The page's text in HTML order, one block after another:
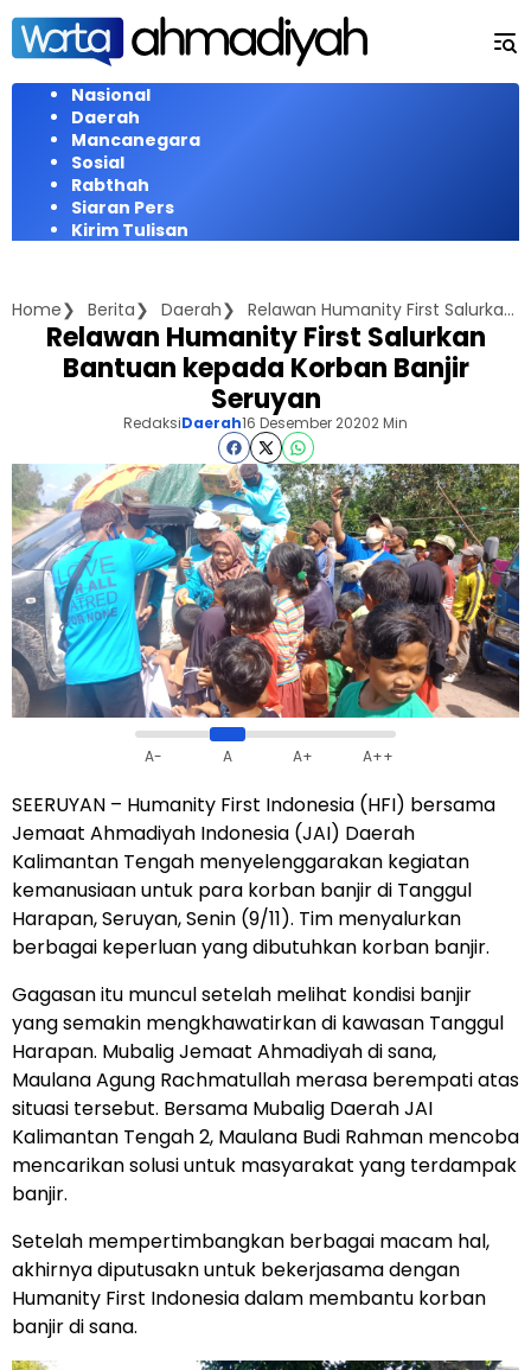
Langsung
konten
Nasional
Daerah
Mancanegara
Sosial
Rabthah
Siaran Pers
Kirim Tulisan
Home Berita Daerah Relawan Humanity First Salurkan Bantuan kepada Korban Banjir Seruyan
Relawan Humanity First Salurkan
Bantuan kepada Korban Banjir
Seruyan
RedaksiDaerah16 Desember 20202 Min
A- A A+ A++
SEERUYAN – Humanity First Indonesia (HFI) bersama
Jemaat Ahmadiyah Indonesia (JAI) Daerah
Kalimantan Tengah menyelenggarakan kegiatan
kemanusiaan untuk para korban banjir di Tanggul
Harapan, Seruyan, Senin (9/11). Tim menyalurkan
berbagai keperluan yang dibutuhkan korban banjir.
Gagasan itu muncul setelah melihat kondisi banjir
yang semakin mengkhawatirkan di kawasan Tanggul
Harapan. Mubalig Jemaat Ahmadiyah di sana,
Maulana Agung Rachmatullah merasa berempati atas
situasi tersebut. Bersama Mubalig Daerah JAI
Kalimantan Tengah 2, Maulana Budi Rahman mencoba
mencarikan solusi untuk masyarakat yang terdampak
banjir.
Setelah mempertimbangkan berbagai macam hal,
akhirnya diputusakn untuk bekerjasama dengan
Humanity First Indonesia dalam membantu korban
banjir di sana.